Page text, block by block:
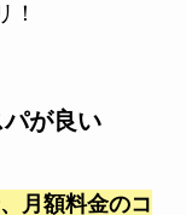
！
が良い
月額料金のコ